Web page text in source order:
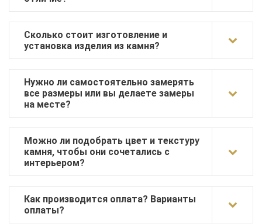
Сколько стоит изготовление и
установка изделия из камня?
Нужно ли самостоятельно замерять
все размеры или вы делаете замеры
на месте?
Можно ли подобрать цвет и текстуру
камня, чтобы они сочетались с
интерьером?
Как производится оплата? Варианты
оплаты?